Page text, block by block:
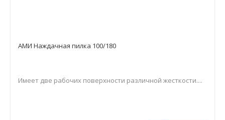
АМИ Наждачная пилка 100/180
Имеет две рабочих поверхности различной жесткости....